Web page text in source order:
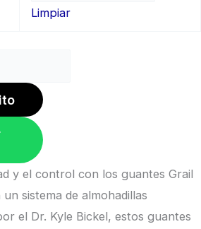
Limpiar
y el control con los guantes Grail
sistema de almohadillas
el Dr. Kyle Bickel, estos guantes